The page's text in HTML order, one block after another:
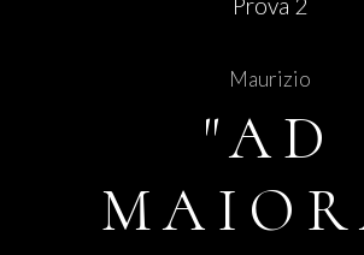
Maurizio
"AD